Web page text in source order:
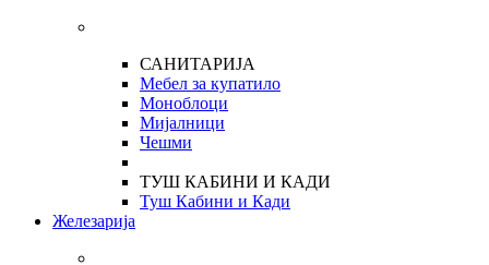
САНИТАРИЈА
Мебел за купатило
Моноблоци
Мијалници
Чешми
ТУШ КАБИНИ И КАДИ
Туш Кабини и Кади
Железарија